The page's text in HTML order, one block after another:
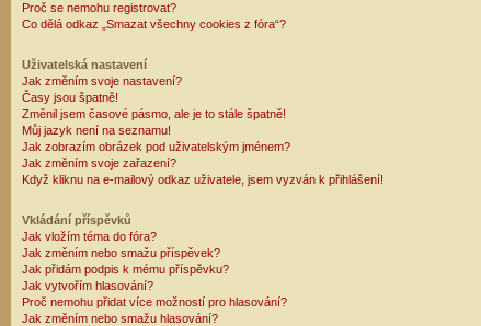
Proč se nemohu registrovat?
Co dělá odkaz „Smazat všechny cookies z fóra“?
Uživatelská nastavení
Jak změním svoje nastavení?
Časy jsou špatně!
Změnil jsem časové pásmo, ale je to stále špatně!
Můj jazyk není na seznamu!
Jak zobrazím obrázek pod uživatelským jménem?
Jak změním svoje zařazení?
Když kliknu na e-mailový odkaz uživatele, jsem vyzván k přihlášení!
Vkládání příspěvků
Jak vložím téma do fóra?
Jak změním nebo smažu příspěvek?
Jak přidám podpis k mému příspěvku?
Jak vytvořím hlasování?
Proč nemohu přidat více možností pro hlasování?
Jak změním nebo smažu hlasování?